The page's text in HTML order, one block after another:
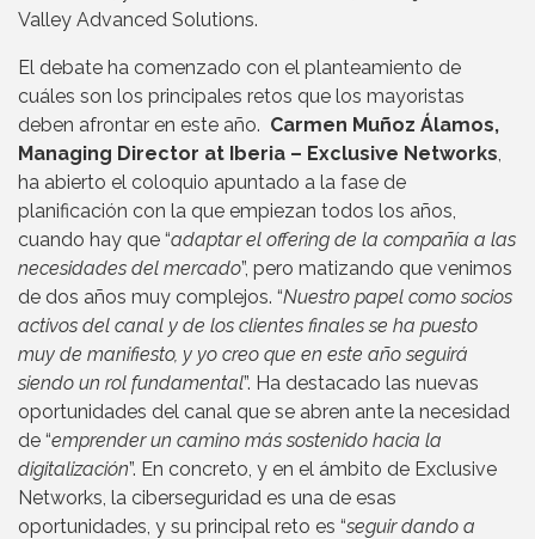
Valley Advanced Solutions.
El debate ha comenzado con el planteamiento de
cuáles son los principales retos que los mayoristas
deben afrontar en este año. Carmen Muñoz Álamos,
Managing Director at Iberia – Exclusive Networks
ha abierto el coloquio apuntado a la fase de
planificación con la que empiezan todos los años,
cuando hay que “adaptar el offering de la compañía a las
necesidades del mercado”, pero matizando que venimos
de dos años muy complejos. “Nuestro papel como socios
activos del canal y de los clientes finales se ha puesto
muy de manifiesto, y yo creo que en este año seguirá
siendo un rol fundamental”. Ha destacado las nuevas
oportunidades del canal que se abren ante la necesidad
de “emprender un camino más sostenido hacia la
digitalización”. En concreto, y en el ámbito de Exclusive
Networks, la ciberseguridad es una de esas
oportunidades, y su principal reto es “seguir dando a